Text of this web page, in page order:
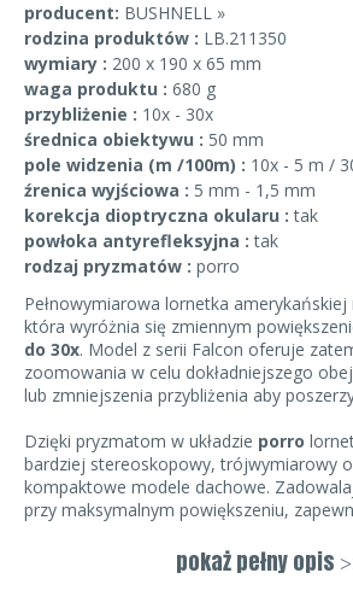
producent: BUSHNELL »
rodzina produktów : LB.211350
wymiary : 200 x 190 x 65 mm
waga produktu : 680 g
przybliżenie : 10x - 30x
średnica obiektywu : 50 mm
pole widzenia (m /100m) : 10x - 5 m /
źrenica wyjściowa : 5 mm - 1,5 mm
korekcja dioptryczna okularu :tak
powłoka antyrefleksyjna :tak
rodzaj pryzmatów : porro
Pełnowymiarowa lornetka amerykańskiej
która wyróżnia się zmiennym
do 30x. Model z serii Falcon oferuje
zoomowania w celu dokładniejszego
lub zmniejszenia przybliżenia aby
Dzięki pryzmatom w układzie porro
bardziej stereoskopowy, trójwymiarowy
kompaktowe modele dachowe.
przy maksymalnym powiększeniu,
na wszystkich
pokaż pełny opis